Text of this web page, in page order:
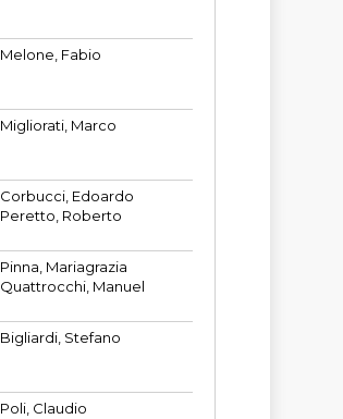
Melone, Fabio
Migliorati, Marco
Corbucci, Edoardo
Peretto, Roberto
Pinna, Mariagrazia
Quattrocchi, Manuel
Bigliardi, Stefano
Poli, Claudio